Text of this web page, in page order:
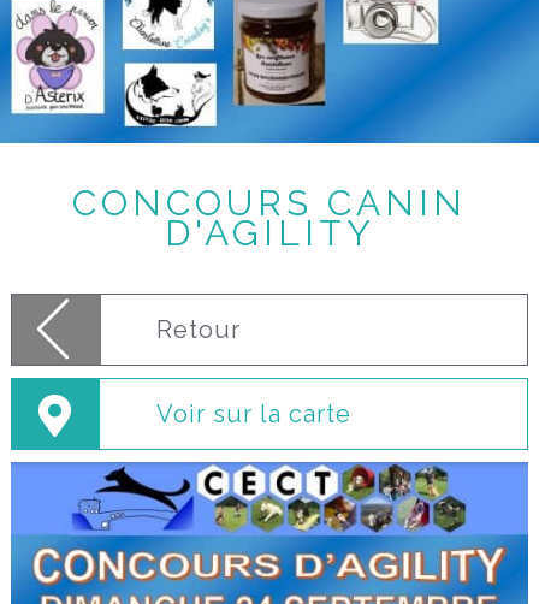
CONCOURS CANIN
D'AGILITY
Retour
Voir sur la carte